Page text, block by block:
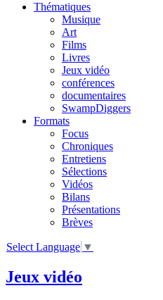
Thématiques
Musique
Art
Films
Livres
Jeux vidéo
conférences
documentaires
SwampDiggers
Formats
Focus
Chroniques
Entretiens
Sélections
Vidéos
Bilans
Présentations
Brèves
Select Language ▼
Jeux vidéo